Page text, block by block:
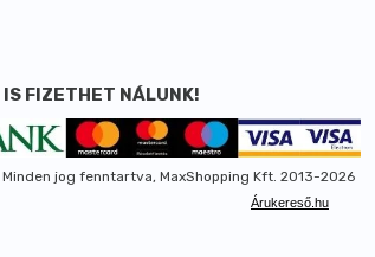
FIZETHET NÁLUNK!
Minden jog fenntartva, MaxShopping Kft. 2013-2026
Árukereső.hu